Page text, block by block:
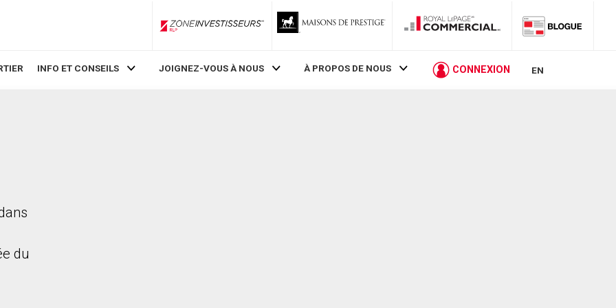
ZoneInvestisseurs RLP
INFO ET CONSEILS JOIGNEZ-VOUS À NOUS À PROPOS DE NOUS CONNEXION EN
du